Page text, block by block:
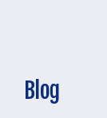
Blog